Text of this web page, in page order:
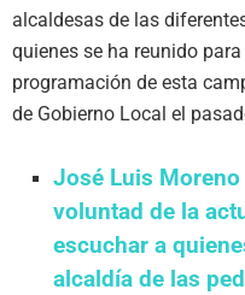
alcaldesas de las
quienes se ha reunido
programación de esta
de Gobierno Local el
José Luis
voluntad de la
escuchar a
alcaldía de las